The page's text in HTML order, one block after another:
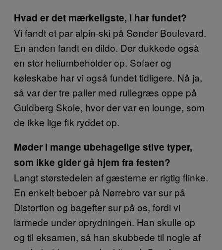
Hvad er det mærkeligste, I har fundet?
Vi fandt et par alpin-ski på Sønder Boulevard.
En anden fandt en dildo. Der dukkede også
en stor heliumbeholder op. Sofaer og
køleskabe har vi også fundet tidligere. Nå ja,
så var der tre paller med rullegræs oppe på
Guldberg Skole, hvor der var en lounge, som
de ikke lige fik ryddet op.
Møder I mange ubehagelige stive typer,
som ikke gider gå hjem fra festen?
Langt størstedelen af gæsterne er rigtig flinke.
En enkelt beboer på Nørrebro var sur på
Distortion og bagefter sur på os, fordi vi
larmede under oprydningen. Han skulle op
og til eksamen, så han skubbede til nogle af